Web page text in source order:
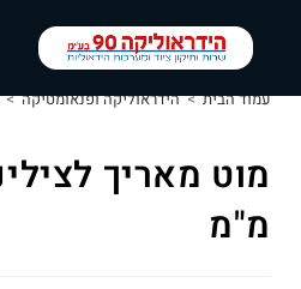
עמוד הבית > הידראוליקה ופנאומטיקה >
מ"מ